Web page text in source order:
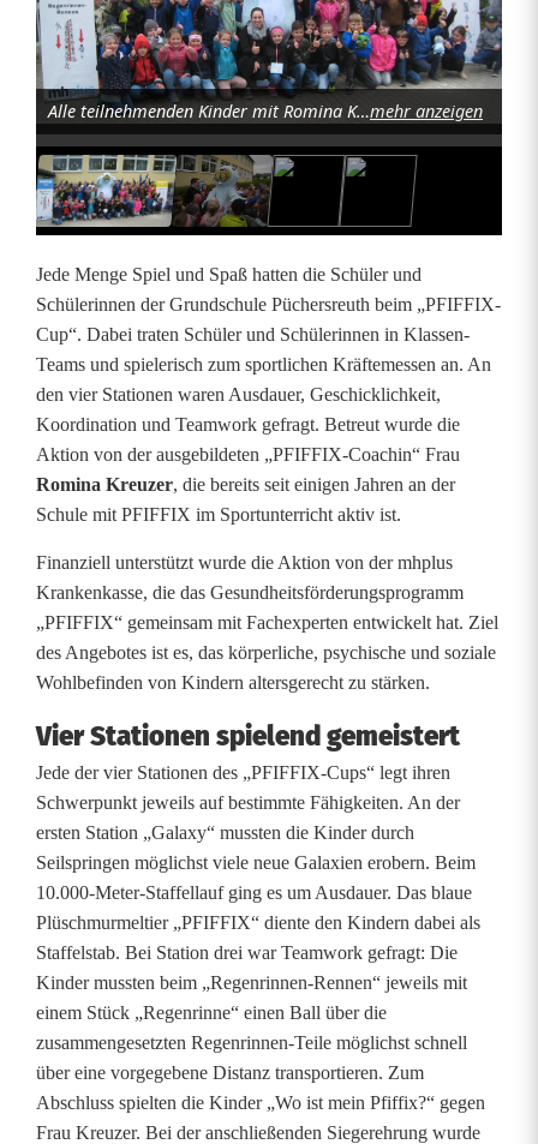
e
l
u
n
d
p
a
ß
b
e
i
m
s
p
r
t
l
i
c
h
e
n
K
Alle teilnehmenden Kinder mit Romina Kreuzer (Mitte knieend). Foto: Tom Kreuzermehr anzeigen
Jede Menge Spiel und Spaß hatten die Schüler und
Schülerinnen der Grundschule Püchersreuth beim „PFIFFIX-
Cup“. Dabei traten Schüler und Schülerinnen in Klassen-
Teams und spielerisch zum sportlichen Kräftemessen an. An
den vier Stationen waren Ausdauer, Geschicklichkeit,
Koordination und Teamwork gefragt. Betreut wurde die
Aktion von der ausgebildeten „PFIFFIX-Coachin“ Frau
Romina Kreuzer, die bereits seit einigen Jahren an der
Schule mit PFIFFIX im Sportunterricht aktiv ist.
Finanziell unterstützt wurde die Aktion von der mhplus
Krankenkasse, die das Gesundheitsförderungsprogramm
„PFIFFIX“ gemeinsam mit Fachexperten entwickelt hat. Ziel
des Angebotes ist es, das körperliche, psychische und soziale
Wohlbefinden von Kindern altersgerecht zu stärken.
Vier Stationen spielend gemeistert
Jede der vier Stationen des „PFIFFIX-Cups“ legt ihren
Schwerpunkt jeweils auf bestimmte Fähigkeiten. An der
ersten Station „Galaxy“ mussten die Kinder durch
Seilspringen möglichst viele neue Galaxien erobern. Beim
10.000-Meter-Staffellauf ging es um Ausdauer. Das blaue
Plüschmurmeltier „PFIFFIX“ diente den Kindern dabei als
Staffelstab. Bei Station drei war Teamwork gefragt: Die
Kinder mussten beim „Regenrinnen-Rennen“ jeweils mit
einem Stück „Regenrinne“ einen Ball über die
zusammengesetzten Regenrinnen-Teile möglichst schnell
über eine vorgegebene Distanz transportieren. Zum
Abschluss spielten die Kinder „Wo ist mein Pfiffix?“ gegen
Frau Kreuzer. Bei der anschließenden Siegerehrung wurde